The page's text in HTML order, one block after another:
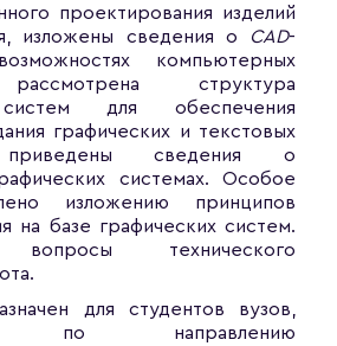
проектирования изделий
изложены сведения о
CAD-
компьютерных
структура
систем для обеспечения
графических и текстовых
приведены сведения о
системах. Особое
изложению принципов
на базе графических систем.
вопросы технического
для студентов вузов,
по направлению